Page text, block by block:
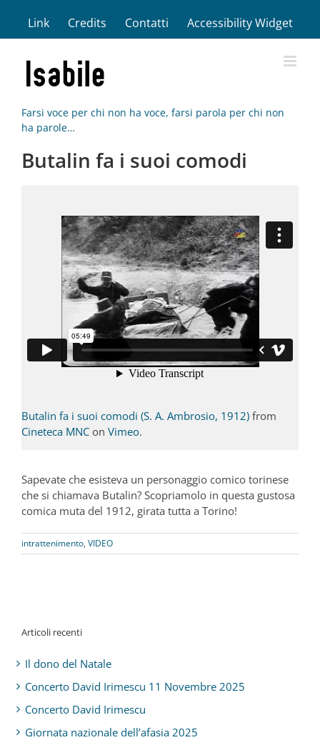
contenuto
Link Credits Contatti Accessibility Widget
Farsi voce per chi non ha voce, farsi parola per chi non
ha parole…
Butalin fa i suoi comodi
Butalin fa i suoi comodi (S. A. Ambrosio, 1912) from
Cineteca MNC on Vimeo.
Sapevate che esisteva un personaggio comico torinese
che si chiamava Butalin? Scopriamolo in questa gustosa
comica muta del 1912, girata tutta a Torino!
intrattenimento, VIDEO
Articoli recenti
Il dono del Natale
Concerto David Irimescu 11 Novembre 2025
Concerto David Irimescu
Giornata nazionale dell’afasia 2025